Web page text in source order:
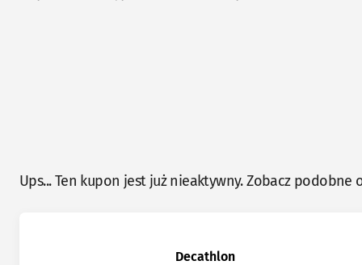
Ups... Ten kupon jest już nieaktywny. Zobacz podobne
Decathlon